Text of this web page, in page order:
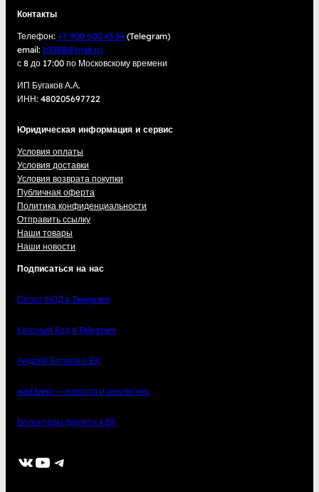
Контакты
Телефон: +7 900 600 43 34 (Telegram)
email: b3388@mail.ru
с 8 до 17:00 по Московскому времени
ИП Бугаков А.А.
ИНН: 480205697722
Юридическая информация и сервис
Условия оплаты
Условия доставки
Условия возврата покупки
Публичная оферта
Политика конфиденциальности
Отправить ссылку
Наши товары
Наши новости
Подписаться на нас
Спорт НОД в Telegram
Красный Код в Telegram
Андрей Бугаков в ВК
nod.best — новости и аналитика
Волонтеры фронта в ВК
ВКонтакте YouTube Telegram